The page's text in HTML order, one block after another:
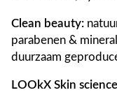
Clean beauty:
parabenen &
duurzaam
LOOkX Skin